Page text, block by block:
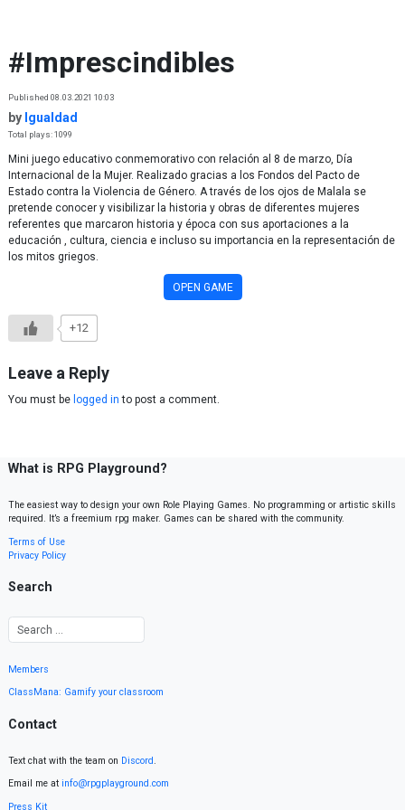
#Imprescindibles
Published 08.03.2021 10:03
by Igualdad
Total plays: 1099
Mini juego educativo conmemorativo con relación al 8 de marzo, Día
Internacional de la Mujer. Realizado gracias a los Fondos del Pacto de
Estado contra la Violencia de Género. A través de los ojos de Malala se
pretende conocer y visibilizar la historia y obras de diferentes mujeres
referentes que marcaron historia y época con sus aportaciones a la
educación , cultura, ciencia e incluso su importancia en la representación de
los mitos griegos.
OPEN GAME
+12
Leave a Reply
You must be logged in to post a comment.
What is RPG Playground?
The easiest way to design your own Role Playing Games. No programming or artistic skills
required. It’s a freemium rpg maker. Games can be shared with the community.
Terms of Use
Privacy Policy
Search
Members
ClassMana: Gamify your classroom
Contact
Text chat with the team on Discord.
Email me at info@rpgplayground.com
Press Kit